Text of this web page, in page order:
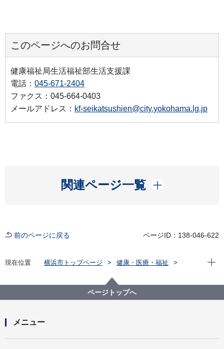
このページへのお問合せ
健康福祉局生活福祉部生活支援課
電話： 045-671-2404
ファクス：045-664-0403
メールアドレス： kf-seikatsushien@city.yokohama.lg.jp
関連ページ一覧
開く
前のページに戻る ページID：138-046-622
現在位置 横浜市トップページ
健康・医療・福祉
現在
ページトップへ
メニュー